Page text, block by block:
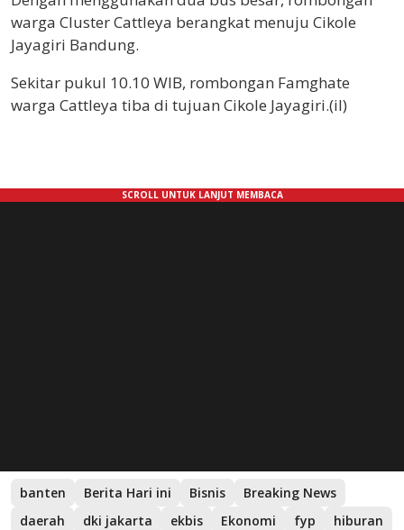
warga Cluster Cattleya berangkat menuju Cikole
Jayagiri Bandung.
Sekitar pukul 10.10 WIB, rombongan Famghate
warga Cattleya tiba di tujuan Cikole Jayagiri.(il)
banten Berita Hari ini Bisnis
Breaking News
daerah
dki jakarta ekbis Ekonomi fyp
hiburan